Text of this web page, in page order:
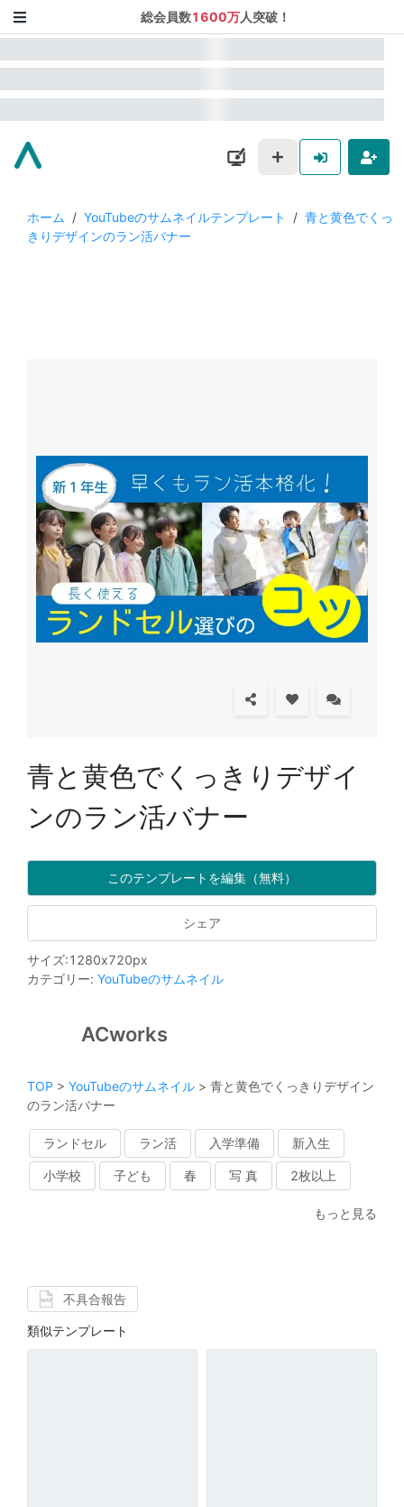
総会員数1600万人突破！
ホーム / YouTubeのサムネイルテンプレート / 青と黄色でくっ
きりデザインのラン活バナー
青と黄色でくっきりデザイ
ンのラン活バナー
このテンプレートを編集（無料）
シェア
サイズ:1280x720px
カテゴリー: YouTubeのサムネイル
ACworks
TOP > YouTubeのサムネイル > 青と黄色でくっきりデザイン
のラン活バナー
ランドセル ラン活 入学準備 新入生
小学校 子ども 春 写 真 2枚以上
もっと見る
不具合報告
類似テンプレート